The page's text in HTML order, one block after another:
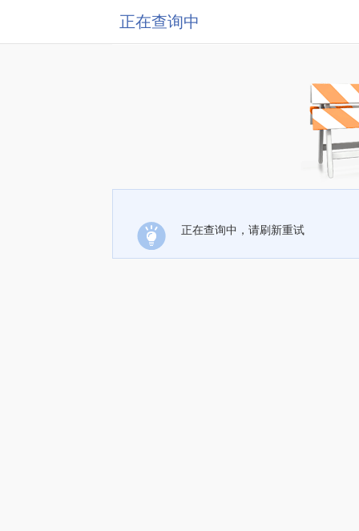
正在查询中
正在查询中，请刷新重试